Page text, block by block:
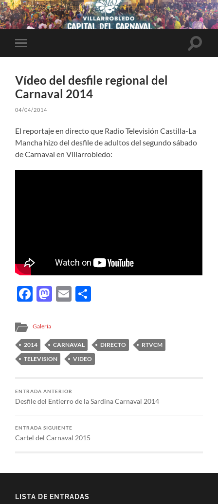
el
móvil
Vídeo del desfile regional del
Carnaval 2014
04/04/2014
El reportaje en directo que Radio Televisión Castilla-La
Mancha hizo del desfile de adultos del segundo sábado
de Carnaval en Villarrobledo:
Facebook
Mastodon
Email
Galería
2014 CARNAVAL DIRECTO
RTVCM
TELEVISION
VIDEO
ENTRADA ANTERIOR
Desfile del Entierro de la Sardina Carnaval 2014
ENTRADA SIGUIENTE
Cartel del Carnaval 2015
LISTA DE ENTRADAS